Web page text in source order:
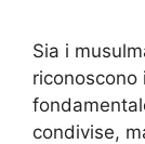
Sia i
riconoscono
condivise,